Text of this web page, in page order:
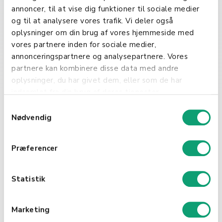
annoncer, til at vise dig funktioner til sociale medier
og til at analysere vores trafik. Vi deler også
oplysninger om din brug af vores hjemmeside med
vores partnere inden for sociale medier,
annonceringspartnere og analysepartnere. Vores
partnere kan kombinere disse data med andre
oplysninger, du har givet dem, eller som de har
Nødvendig
Præferencer
Statistik
Marketing
denne avgiften er avgjørende for å
overholde lovgivningen og unngå
potensielle bøter fra
skattemyndighetene. Virksomheter
må derfor sørge for at de har
pålitelige systemer på plass for å
samle inn, rapportere og betale den
utgående MVAen korrekt. Dette
gjeldende MVA-satser og føring av
dokumenterer alle transaksjoner
Sammenfattende
Utgående MVA er en avgjørende